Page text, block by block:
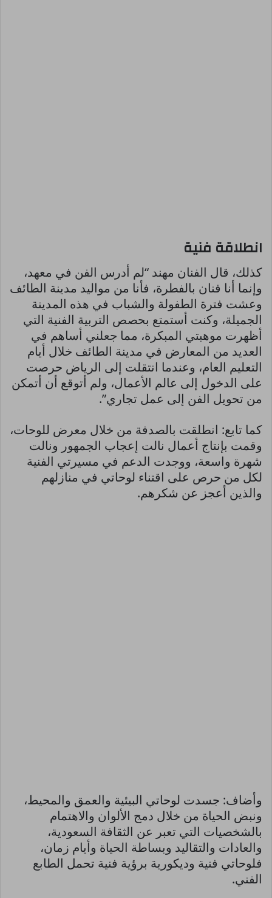
انطلاقة فنية
كذلك، قال الفنان مهند “لم أدرس الفن في معهد،
وإنما أنا فنان بالفطرة، فأنا من مواليد مدينة الطائف
وعشت فترة الطفولة والشباب في هذه المدينة
الجميلة، وكنت أستمتع بحصص التربية الفنية التي
أظهرت موهبتي المبكرة، مما جعلني أساهم في
العديد من المعارض في مدينة الطائف خلال أيام
التعليم العام، وعندما انتقلت إلى الرياض حرصت
على الدخول إلى عالم الأعمال، ولم أتوقع أن أتمكن
من تحويل الفن إلى عمل تجاري”.
كما تابع: انطلقت بالصدفة من خلال معرض للوحات،
وقمت بإنتاج أعمال نالت إعجاب الجمهور ونالت
شهرة واسعة، ووجدت الدعم في مسيرتي الفنية
لكل من حرص على اقتناء لوحاتي في منازلهم
والذين أعجز عن شكرهم.
وأضاف: جسدت لوحاتي البيئية والعمق والمحيط،
ونبض الحياة من خلال دمج الألوان والاهتمام
بالشخصيات التي تعبر عن الثقافة السعودية،
والعادات والتقاليد وبساطة الحياة وأيام زمان،
فلوحاتي فنية وديكورية برؤية فنية تحمل الطابع
الفني.